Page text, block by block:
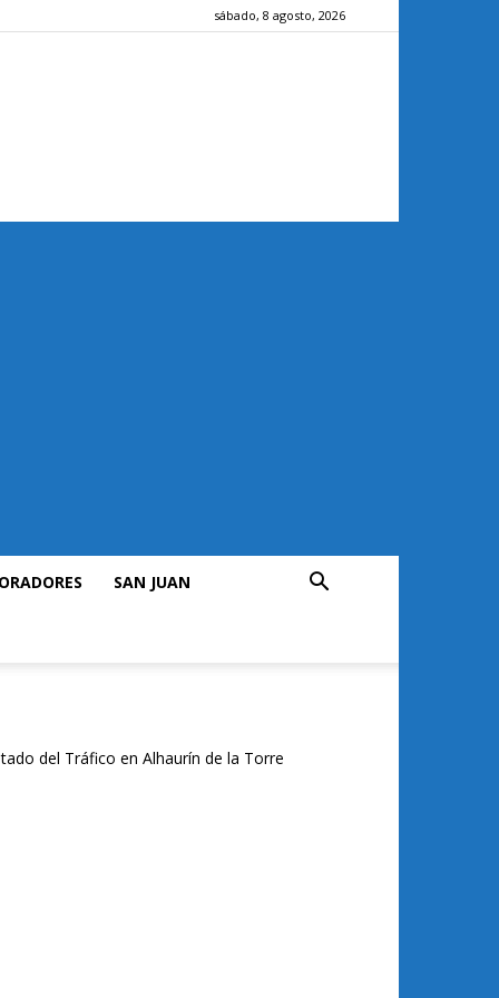
sábado, 8 agosto, 2026
SAN JUAN
del Tráfico en Alhaurín de la Torre